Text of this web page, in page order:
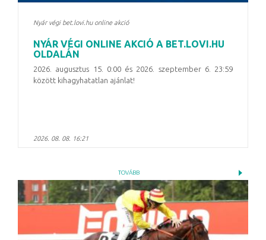
Nyár végi bet.lovi.hu online akció
NYÁR VÉGI ONLINE AKCIÓ A BET.LOVI.HU
OLDALÁN
2026. augusztus 15. 0:00 és 2026. szeptember 6. 23:59
között kihagyhatatlan ajánlat!
2026. 08. 08. 16:21
TOVÁBB